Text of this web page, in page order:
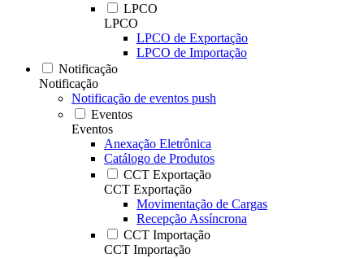
LPCO
LPCO
LPCO de Exportação
LPCO de Importação
Notificação
Notificação
Notificação de eventos push
Eventos
Eventos
Anexação Eletrônica
Catálogo de Produtos
CCT Exportação
CCT Exportação
Movimentação de Cargas
Recepção Assíncrona
CCT Importação
CCT Importação